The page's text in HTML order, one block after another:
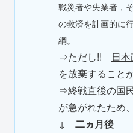
戦災者や失業者，
の救済を計画的に
綱。
⇒ただし!! 日
を放棄すること
⇒終戦直後の国
が急がれたため
↓ 二ヵ月後